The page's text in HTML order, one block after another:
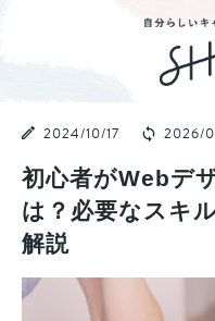
2024/10/17 2026/
初心者がWebデ
は？必要なスキ
解説